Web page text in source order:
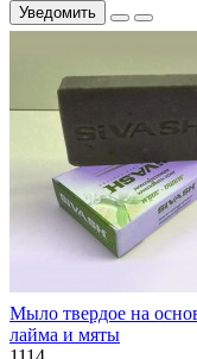
Уведомить
Мыло твердое на
лайма и мяты